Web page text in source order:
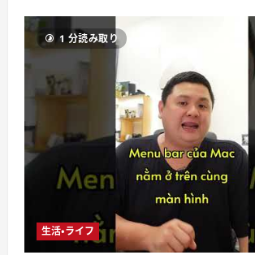
1 分読み取り
生活・ライフ